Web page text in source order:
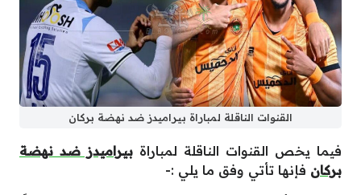
القنوات الناقلة لمباراة بيراميدز ضد نهضة بركان
فيما يخص القنوات الناقلة لمباراة بيراميدز ضد نهضة
بركان فإنها تأتي وفق ما يلي :-